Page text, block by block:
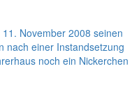
November 2008 seinen
nach einer Instandsetzung
noch ein Nickerchen